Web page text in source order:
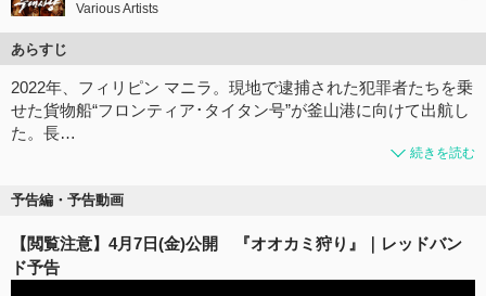
Various Artists
あらすじ
2022年、フィリピン マニラ。現地で逮捕された犯罪者たちを乗
せた貨物船“フロンティア･タイタン号”が釜山港に向けて出航し
た。長…
続きを読む
予告編・予告動画
【閲覧注意】4月7日(金)公開 『オオカミ狩り』｜レッドバン
ド予告